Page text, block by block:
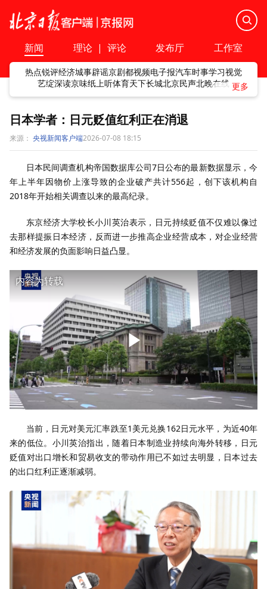
新闻 理论 | 评论 发布厅 工作室
热点锐评经济城事辟谣京剧都视频电子报汽车时事学习视觉
艺绽深读京味纸上听体育天下长城北京民声北晚在线
日本学者：日元贬值红利正在消退
来源： 央视新闻客户端2026-07-08 18:15
日本民间调查机构帝国数据库公司7日公布的最新数据显示，今
年上半年因物价上涨导致的企业破产共计556起，创下该机构自
2018年开始相关调查以来的最高纪录。
东京经济大学校长小川英治表示，日元持续贬值不仅难以像过
去那样提振日本经济，反而进一步推高企业经营成本，对企业经营
和经济发展的负面影响日益凸显。
内容为转载
当前，日元对美元汇率跌至1美元兑换162日元水平，为近40年
来的低位。小川英治指出，随着日本制造业持续向海外转移，日元
贬值对出口增长和贸易收支的带动作用已不如过去明显，日本过去
的出口红利正逐渐减弱。